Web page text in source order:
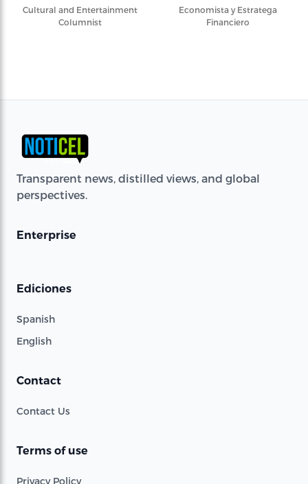
Cultural and Entertainment
Columnist
Economista y Estratega
Financiero
Transparent news, distilled views, and global
perspectives.
Enterprise
Ediciones
Spanish
English
Contact
Contact Us
Terms of use
Privacy Policy